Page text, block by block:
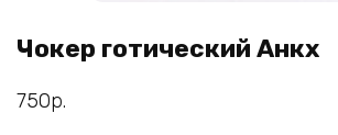
Чокер готический Анкх
750р.